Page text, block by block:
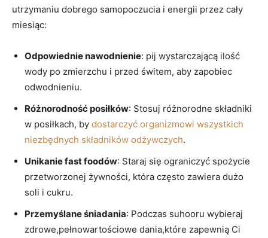
utrzymaniu dobrego samopoczucia i energii przez​ cały
miesiąc:
Odpowiednie nawodnienie: pij‍ wystarczającą ilość
wody po zmierzchu i przed świtem, aby zapobiec‍
odwodnieniu.
Różnorodność posiłków: Stosuj różnorodne składniki
w posiłkach, by dostarczyć organizmowi wszystkich
niezbędnych składników odżywczych.
Unikanie fast foodów: Staraj się ograniczyć spożycie
przetworzonej żywności,⁤ która często zawiera dużo
soli i cukru.
Przemyślane śniadania: Podczas suhooru wybieraj
zdrowe,pełnowartościowe dania,które zapewnią Ci